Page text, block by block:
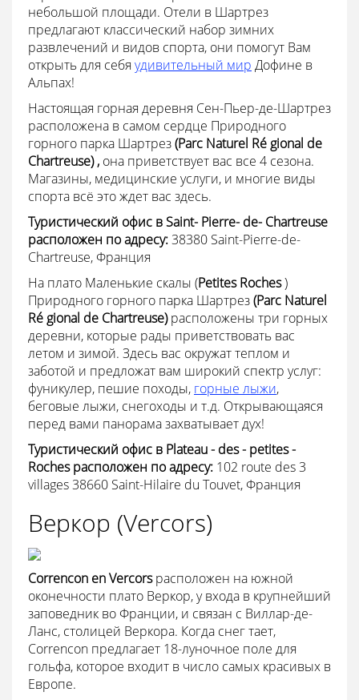
небольшой площади. Отели в Шартрез
предлагают классический набор зимних
развлечений и видов спорта, они помогут Вам
открыть для себя удивительный мир Дофине в
Альпах!
Настоящая горная деревня Сен-Пьер-де-Шартрез
расположена в самом сердце Природного
горного парка Шартрез(Parc Naturel Ré gional de
Chartreuse), она приветствует вас все 4 сезона.
Магазины, медицинские услуги, и многие виды
спорта всё это ждет вас здесь.
Туристический офис вSaint- Pierre- de- Chartreuse
расположен по адресу:38380 Saint-Pierre-de-
Chartreuse, Франция
На плато Маленькие скалы (Petites Roches)
Природного горного парка Шартрез(Parc Naturel
Ré gional de Chartreuse)расположены три горных
деревни, которые рады приветствовать вас
летом и зимой. Здесь вас окружат теплом и
заботой и предложат вам широкий спектр услуг:
фуникулер, пешие походы, горные лыжи,
беговые лыжи, снегоходы и т.д. Открывающаяся
перед вами панорама захватывает дух!
Туристический офис в Plateau- des- petites-
Rochesрасположен поадресу: 102 route des 3
villages 38660 Saint-Hilaire du Touvet, Франция
Веркор (Vercors)
Correncon en Vercorsрасположен на южной
оконечности плато Веркор, у входа в крупнейший
заповедник во Франции, и связан с Виллар-де-
Ланс, столицей Веркора. Когда снег тает,
Correncon предлагает 18-луночное поле для
гольфа, которое входит в число самых красивых в
Европе.